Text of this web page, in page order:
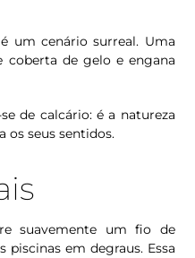
um cenário surreal. Uma
coberta de gelo e engana
de calcário: é a natureza
os seus sentidos.
suavemente um fio de
em degraus. Essa